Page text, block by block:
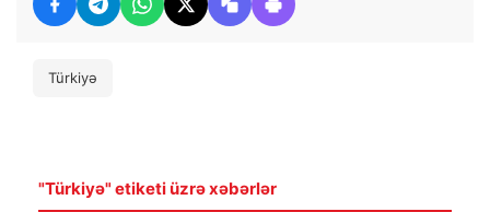
Türkiyə
"Türkiyə" etiketi üzrə xəbərlər